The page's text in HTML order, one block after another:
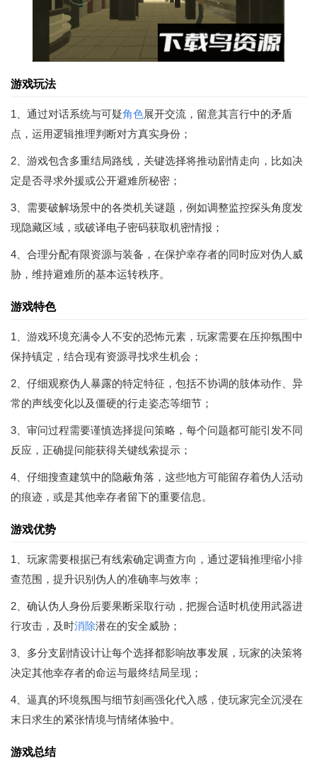
游戏玩法
1、通过对话系统与可疑角色展开交流，留意其言行中的矛盾
点，运用逻辑推理判断对方真实身份；
2、游戏包含多重结局路线，关键选择将推动剧情走向，比如决
定是否寻求外援或公开避难所秘密；
3、需要破解场景中的各类机关谜题，例如调整监控探头角度发
现隐藏区域，或破译电子密码获取机密情报；
4、合理分配有限资源与装备，在保护幸存者的同时应对伪人威
胁，维持避难所的基本运转秩序。
游戏特色
1、游戏环境充满令人不安的恐怖元素，玩家需要在压抑氛围中
保持镇定，结合现有资源寻找求生机会；
2、仔细观察伪人暴露的特定特征，包括不协调的肢体动作、异
常的声线变化以及僵硬的行走姿态等细节；
3、审问过程需要谨慎选择提问策略，每个问题都可能引发不同
反应，正确提问能获得关键线索提示；
4、仔细搜查建筑中的隐蔽角落，这些地方可能留存着伪人活动
的痕迹，或是其他幸存者留下的重要信息。
游戏优势
1、玩家需要根据已有线索确定调查方向，通过逻辑推理缩小排
查范围，提升识别伪人的准确率与效率；
2、确认伪人身份后要果断采取行动，把握合适时机使用武器进
行攻击，及时消除潜在的安全威胁；
3、多分支剧情设计让每个选择都影响故事发展，玩家的决策将
决定其他幸存者的命运与最终结局呈现；
4、逼真的环境氛围与细节刻画强化代入感，使玩家完全沉浸在
末日求生的紧张情境与情绪体验中。
游戏总结